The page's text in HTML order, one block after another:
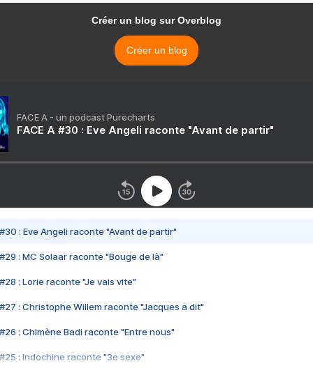
Créer un blog sur Overblog
Créer un blog
FACE A - un podcast Purecharts
FACE A #30 : Eve Angeli raconte "Avant de partir"
#30 : Eve Angeli raconte "Avant de partir"
#29 : MC Solaar raconte "Bouge de là"
#28 : Lorie raconte "Je vais vite"
#27 : Christophe Willem raconte "Jacques a dit"
#26 : Chimène Badi raconte "Entre nous"
#25 : Indochine raconte "3e sexe"